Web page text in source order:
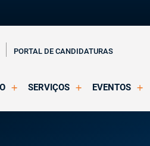
PORTAL DE CANDIDATURAS
SERVIÇOS EVENTOS